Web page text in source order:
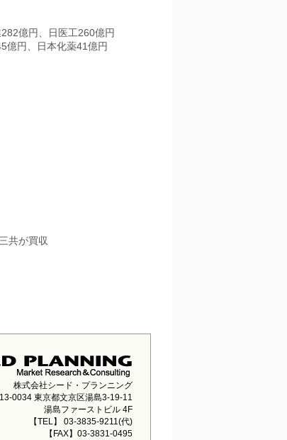
億円、日医工260億円
億円、日本化薬41億円
共が買収
株式会社シード・プランニング
0034 東京都文京区湯島3-19-11
湯島ファーストビル 4F
【TEL】 03-3835-9211(代)
【FAX】03-3831-0495